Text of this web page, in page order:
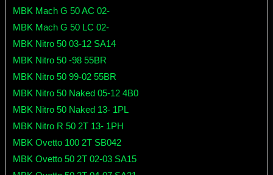
MBK Mach G 50 AC 02-
MBK Mach G 50 LC 02-
MBK Nitro 50 03-12 SA14
MBK Nitro 50 -98 55BR
MBK Nitro 50 99-02 55BR
MBK Nitro 50 Naked 05-12 4B0
MBK Nitro 50 Naked 13- 1PL
MBK Nitro R 50 2T 13- 1PH
MBK Ovetto 100 2T SB042
MBK Ovetto 50 2T 02-03 SA15